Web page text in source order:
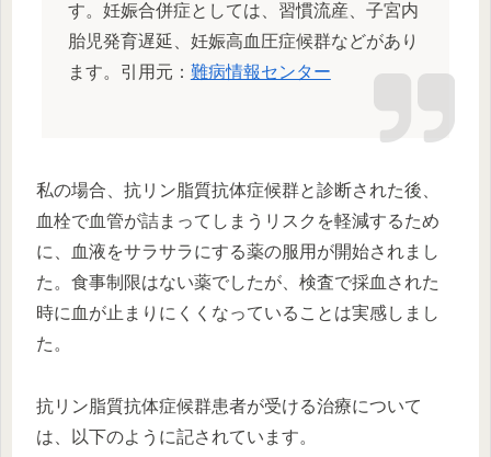
す。妊娠合併症としては、習慣流産、子宮内
胎児発育遅延、妊娠高血圧症候群などがあり
ます。引用元： 難病情報センター
私の場合、抗リン脂質抗体症候群と診断された後、
血栓で血管が詰まってしまうリスクを軽減するため
に、血液をサラサラにする薬の服用が開始されまし
た。食事制限はない薬でしたが、検査で採血された
時に血が止まりにくくなっていることは実感しまし
た。
抗リン脂質抗体症候群患者が受ける治療について
は、以下のように記されています。